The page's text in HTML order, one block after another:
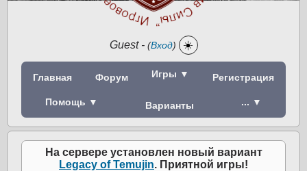
Guest- (Вход) ☀️
Главная Форум Игры ▼ Регистрация
Помощь ▼ Варианты ... ▼
На сервере установлен новый вариант
Legacy of Temujin. Приятной игры!